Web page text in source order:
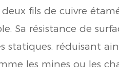
fils de cuivre
Sa résistance de
statiques, réduisant
les mines ou les